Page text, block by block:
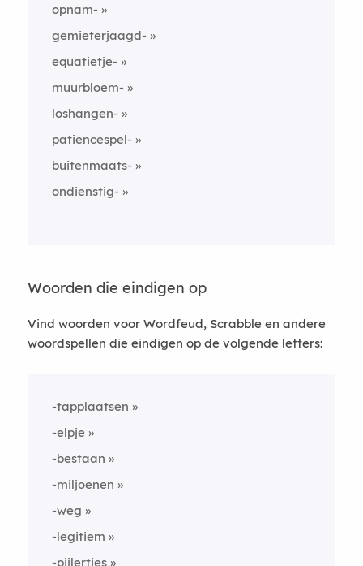
opnam-
gemieterjaagd-
equatietje-
muurbloem-
loshangen-
patiencespel-
buitenmaats-
ondienstig-
Woorden die eindigen op
Vind woorden voor Wordfeud, Scrabble en andere
woordspellen die eindigen op de volgende letters:
-tapplaatsen
-elpje
-bestaan
-miljoenen
-weg
-legitiem
-pijlertjes